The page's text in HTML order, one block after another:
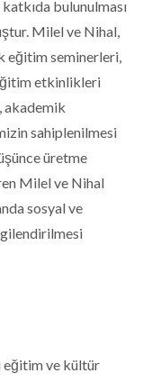
bulunulması
Milel ve Nihal,
eğitim seminerleri,
etkinlikleri
akademik
sahiplenilmesi
üretme
Milel ve Nihal
sosyal ve
eğitim ve kültür